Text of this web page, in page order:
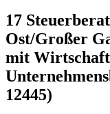
17
Ost/Großer
mit
12445)